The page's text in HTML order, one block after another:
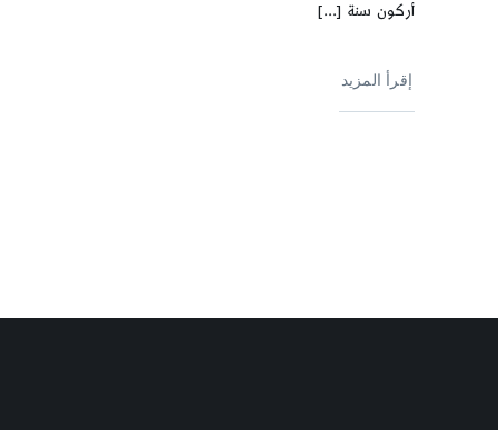
أركون سنة [...]
إقرأ المزيد